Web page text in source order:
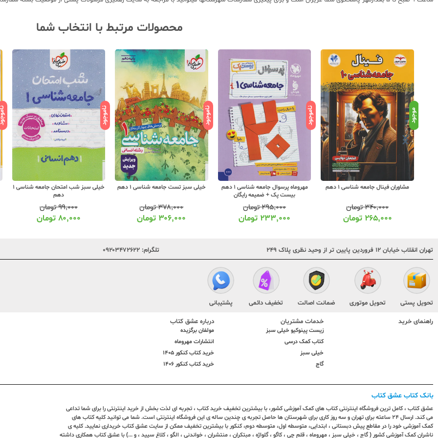
محصولات مرتبط با انتخاب شما
موجود
مشاوران فینال جامعه شناسی 1 دهم
۳۴۰,۰۰۰تومان
۲۶۵,۰۰۰ تومان
ناموجود
مهروماه پرسوال جامعه شناسی 1 دهم
بیست پک + ضمیمه رایگان
۲۹۵,۰۰۰تومان
۲۳۳,۰۰۰ تومان
ناموجود
خیلی سبز تست جامعه شناسی 1 دهم
۳۷۸,۰۰۰تومان
۳۰۶,۰۰۰ تومان
ناموجود
خیلی سبز شب امتحان جامعه شناسی 1
دهم
۹۹,۰۰۰تومان
۸۰,۰۰۰ تومان
تهران انقلاب خیابان ۱۲ فروردین پایین تر از وحید نظری پلاک ۲۴۹ تلگرام: ۰۹۲۰۳۴۷۲۶۲۲
تحویل پستی تحویل موتوری ضمانت اصالت تخفیف دائمی پشتیبانی
راهنمای خرید خدمات مشتریان
زیست پینوکیو خیلی سبز
کتاب کمک درسی
خیلی سبز
گاج
درباره عشق کتاب
مولفان برگزیده
انتشارات مهروماه
خرید کتاب کنکور 1405
خرید کتاب کنکور 1406
بانک کتاب عشق کتاب
عشق کتاب ، کامل ترین فروشگاه اینترنتی کتاب های کمک آموزشی کشور، با بیشترین تخفیف خرید کتاب ، تجربه ای لذت بخش از خرید اینترنتی را برای شما تداعی
می کند. ارسال ٢٤ ساعته برای تهران و سه روز کاری برای شهرستان ها حاصل تجربه ی چندین ساله ی این فروشگاه اینترنتی است. شما می توانید کلیه کتاب های
کمک آموزشی خود را در مقاطع پیش دبستانی ، ابتدایی، متوسطه اول، متوسطه دوم، کنکور با بیشترین تخفیف ممکن از سایت عشق کتاب خریداری نمایید. کلیه ی
ناشران کمک آموزشی کشور ( گاج ، خیلی سبز ، مهروماه ، قلم چی ، کاگو ، گلواژه ، مبتکران ، منتشران ، خواندنی ، الگو ، کلاغ سپید ، و ...) با عشق کتاب همکاری داشته